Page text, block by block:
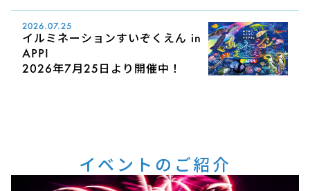
2026.07.25
イルミネーションすいぞくえん in
APPI
2026年7月25日より開催中！
イベントのご紹介